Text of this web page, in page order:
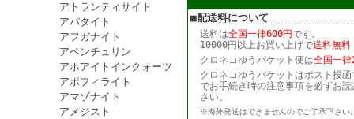
アトランティサイト
アパタイト
アフガナイト
アベンチュリン
アホアイトインクォーツ
アポフィライト
アマゾナイト
アメジスト
■配送料について
送料は全国一律600円です。
10000円以上お買い上げで送料無料
クロネコゆうパケット便は全国一律
クロネコゆうパケットはポスト投
でお手続き時の注意事項を必ずお
さい。
※海外発送はできませんのでご了承下さい